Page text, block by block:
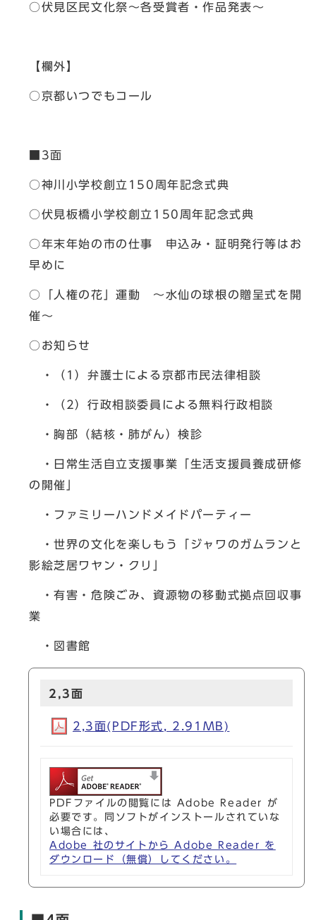
○伏見区民文化祭～各受賞者・作品発表～
【欄外】
○京都いつでもコール
■3面
○神川小学校創立150周年記念式典
○伏見板橋小学校創立150周年記念式典
○年末年始の市の仕事 申込み・証明発行等はお
早めに
○「人権の花」運動 ～水仙の球根の贈呈式を開
催～
○お知らせ
・（1）弁護士による京都市民法律相談
・（2）行政相談委員による無料行政相談
・胸部（結核・肺がん）検診
・日常生活自立支援事業「生活支援員養成研修
の開催」
・ファミリーハンドメイドパーティー
・世界の文化を楽しもう「ジャワのガムランと
影絵芝居ワヤン・クリ」
・有害・危険ごみ、資源物の移動式拠点回収事
業
・図書館
2,3面
2,3面(PDF形式, 2.91MB)
PDFファイルの閲覧には Adobe Reader が
必要です。同ソフトがインストールされていな
い場合には、
Adobe 社のサイトから Adobe Reader を
ダウンロード（無償）してください。